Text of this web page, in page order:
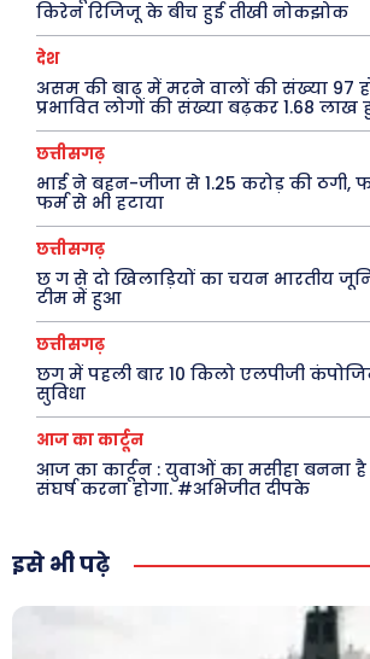
अजब-ग़ज़ब
पर्यटन
जानकारी
Tech
Laptops
Mobiles
स्वास्थ्य
क़ायदे क़ानून जानकारी
कैरियर और शिक्षा
Finance
महिला जगत
Facebook
X Youtube
किरेन रिजिजू के बीच हुई तीखी नोकझोक
देश
असम की बाढ़ में मरने वालों की संख्या 97
प्रभावित लोगों की संख्या बढ़कर 1.68 लाख
छत्तीसगढ़
भाई ने बहन-जीजा से 1.25 करोड़ की ठगी,
फर्म से भी हटाया
छत्तीसगढ़
छ ग से दो खिलाड़ियों का चयन भारतीय
टीम में हुआ
छत्तीसगढ़
छग में पहली बार 10 किलो एलपीजी
सुविधा
आज का कार्टून
आज का कार्टून : युवाओं का मसीहा बनना
संघर्ष करना होगा. #अभिजीत दीपके
इसे भी पढ़े